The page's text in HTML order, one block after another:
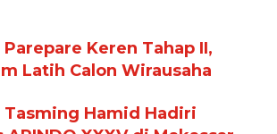
Parepare Keren Tahap II,
Latih Calon Wirausaha
Tasming Hamid Hadiri